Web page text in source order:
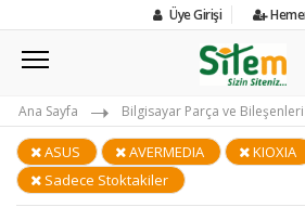
Üye Girişi
Ana Sayfa Bilgisayar Parça ve Bileşenleri
ASUS AVERMEDIA
KIOXIA
Sadece Stoktakiler